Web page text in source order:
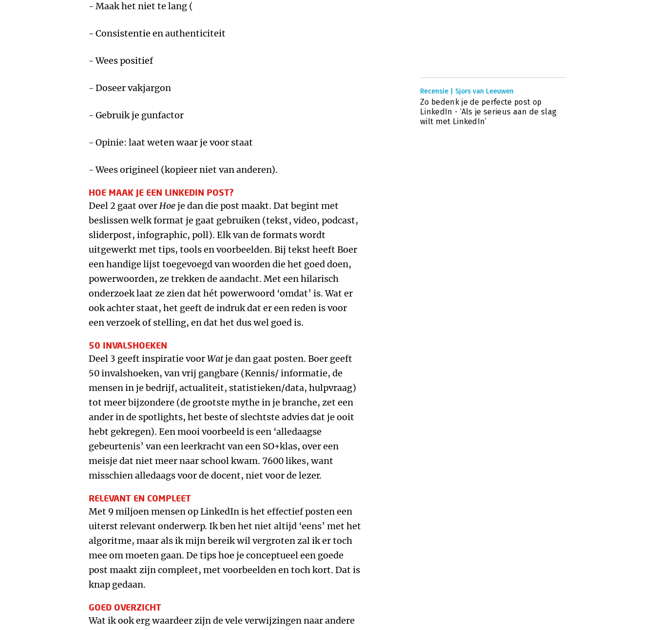
- Maak het niet te lang (
- Consistentie en authenticiteit
- Wees positief
- Doseer vakjargon
- Gebruik je gunfactor
- Opinie: laat weten waar je voor staat
- Wees origineel (kopieer niet van anderen).
HOE MAAK JE EEN LINKEDIN POST?
Deel 2 gaat overHoeje dan die post maakt. Dat begint met
beslissen welk format je gaat gebruiken (tekst, video, podcast,
sliderpost, infographic, poll). Elk van de formats wordt
uitgewerkt met tips, tools en voorbeelden. Bij tekst heeft Boer
een handige lijst toegevoegd van woorden die het goed doen,
powerwoorden, ze trekken de aandacht. Met een hilarisch
onderzoek laat ze zien dat hét powerwoord ‘omdat’ is. Wat er
ook achter staat, het geeft de indruk dat er een reden is voor
een verzoek of stelling, en dat het dus wel goed is.
50 INVALSHOEKEN
Deel 3 geeft inspiratie voorWatje dan gaat posten. Boer geeft
50 invalshoeken, van vrij gangbare (Kennis/ informatie, de
mensen in je bedrijf, actualiteit, statistieken/data, hulpvraag)
tot meer bijzondere (de grootste mythe in je branche, zet een
ander in de spotlights, het beste of slechtste advies dat je ooit
hebt gekregen). Een mooi voorbeeld is een ‘alledaagse
gebeurtenis’ van een leerkracht van een SO+klas, over een
meisje dat niet meer naar school kwam. 7600 likes, want
misschien alledaags voor de docent, niet voor de lezer.
RELEVANT EN COMPLEET
Met 9 miljoen mensen op LinkedIn is het effectief posten een
uiterst relevant onderwerp. Ik ben het niet altijd ‘eens’ met het
algoritme, maar als ik mijn bereik wil vergroten zal ik er toch
mee om moeten gaan. De tips hoe je conceptueel een goede
post maakt zijn compleet, met voorbeelden en toch kort. Dat is
knap gedaan.
GOED OVERZICHT
Wat ik ook erg waardeer zijn de vele verwijzingen naar andere
Recensie | Sjors van Leeuwen
Zo bedenk je de perfecte post op
LinkedIn - ‘Als je serieus aan de slag
wilt met LinkedIn’